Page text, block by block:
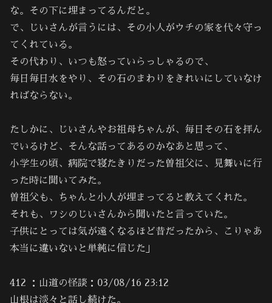
な。その下に埋まってるんだと。
で、じいさんが言うには、その小人がウチの家を代々守っ
てくれている。
その代わり、いつも怒っていらっしゃるので、
毎日毎日水をやり、その石のまわりをきれいにしていなけ
ればならない。
たしかに、じいさんやお祖母ちゃんが、毎日その石を拝ん
でいるけど、そんな話ってあるのかなあと思って、
小学生の頃、病院で寝たきりだった曽祖父に、見舞いに行
った時に聞いてみた。
曽祖父も、ちゃんと小人が埋まってると教えてくれた。
それも、ワシのじいさんから聞いたと言っていた。
子供にとっては気が遠くなるほど昔だったから、こりゃあ
本当に違いないと単純に信じた」
412 ：山道の怪談：03/08/16 23:12
山根は淡々と話し続けた。